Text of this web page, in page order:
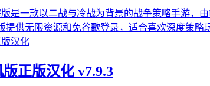
是一款以二战与冷战为背景的战争策略手游，
提供无限资源和免谷歌登录，适合喜欢深度策
正版汉化 v7.9.3